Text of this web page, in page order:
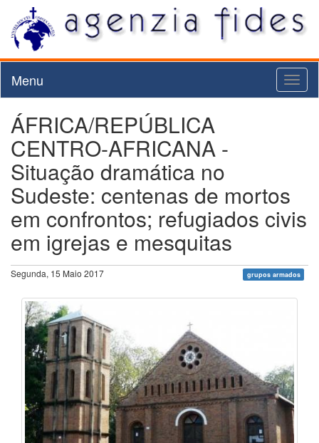
Menu
ÁFRICA/REPÚBLICA
CENTRO-AFRICANA -
Situação dramática no
Sudeste: centenas de mortos
em confrontos; refugiados civis
em igrejas e mesquitas
Segunda, 15 Maio 2017 grupos armados